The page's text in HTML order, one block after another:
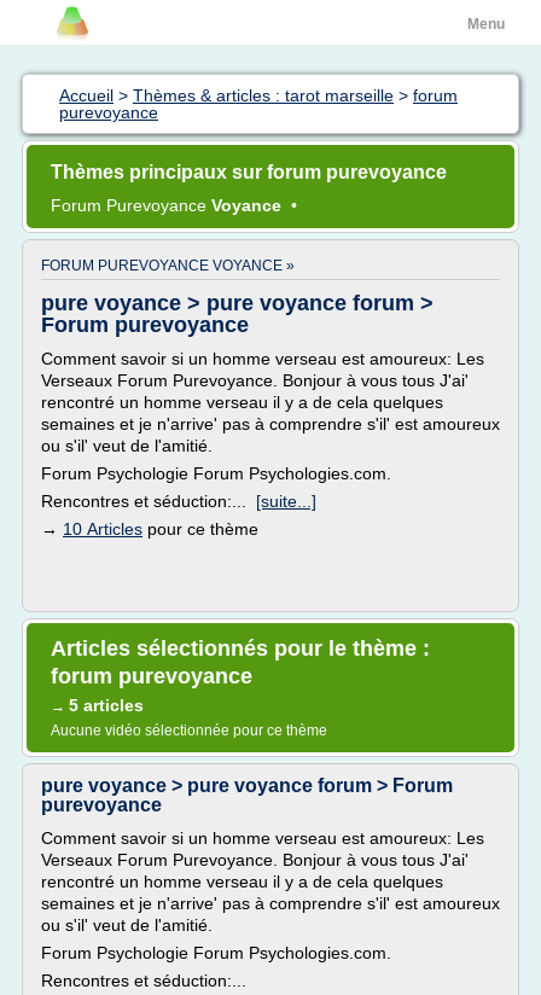
Menu
Accueil > Thèmes & articles : tarot marseille > forum
purevoyance
Thèmes principaux sur forum purevoyance
Forum Purevoyance Voyance •
FORUM PUREVOYANCE VOYANCE »
pure voyance > pure voyance forum >
Forum purevoyance
Comment savoir si un homme verseau est amoureux: Les
Verseaux Forum Purevoyance. Bonjour à vous tous J'ai'
rencontré un homme verseau il y a de cela quelques
semaines et je n'arrive' pas à comprendre s'il' est amoureux
ou s'il' veut de l'amitié.
Forum Psychologie Forum Psychologies.com.
Rencontres et séduction:... [suite...]
→ 10 Articles pour ce thème
Articles sélectionnés pour le thème :
forum purevoyance
→ 5 articles
Aucune vidéo sélectionnée pour ce thème
pure voyance > pure voyance forum > Forum
purevoyance
Comment savoir si un homme verseau est amoureux: Les
Verseaux Forum Purevoyance. Bonjour à vous tous J'ai'
rencontré un homme verseau il y a de cela quelques
semaines et je n'arrive' pas à comprendre s'il' est amoureux
ou s'il' veut de l'amitié.
Forum Psychologie Forum Psychologies.com.
Rencontres et séduction:...